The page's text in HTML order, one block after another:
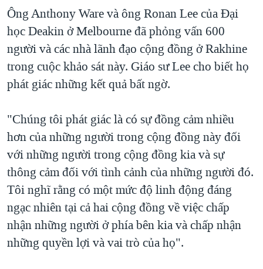
Ông Anthony Ware và ông Ronan Lee của Đại
học Deakin ở Melbourne đã phỏng vấn 600
người và các nhà lãnh đạo cộng đồng ở Rakhine
trong cuộc khảo sát này. Giáo sư Lee cho biết họ
phát giác những kết quả bất ngờ.
"Chúng tôi phát giác là có sự đồng cảm nhiều
hơn của những người trong cộng đồng này đối
với những người trong cộng đồng kia và sự
thông cảm đối với tình cảnh của những người đó.
Tôi nghĩ rằng có một mức độ linh động đáng
ngạc nhiên tại cả hai cộng đồng về việc chấp
nhận những người ở phía bên kia và chấp nhận
những quyền lợi và vai trò của họ".